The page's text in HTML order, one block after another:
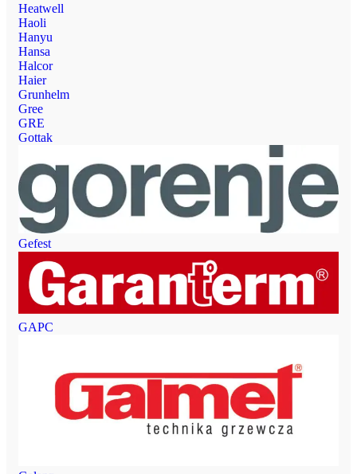
Heatwell
Haoli
Hanyu
Hansa
Halcor
Haier
Grunhelm
Gree
GRE
Gottak
Gefest
GAPC